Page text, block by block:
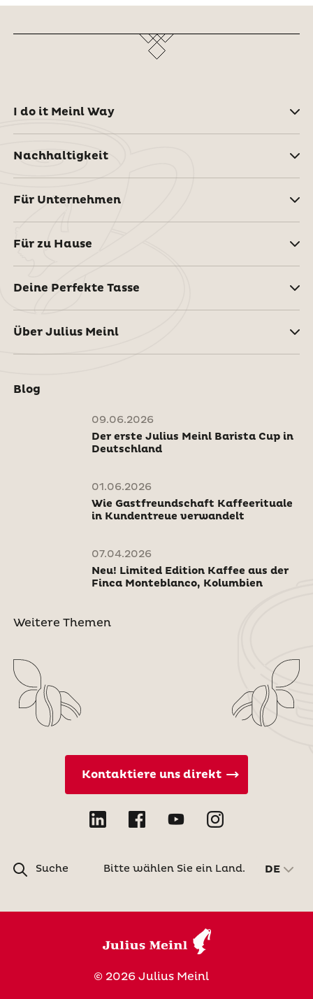
I do it Meinl Way
Nachhaltigkeit
Für Unternehmen
Für zu Hause
Deine Perfekte Tasse
Über Julius Meinl
Blog
09.06.2026
Der erste Julius Meinl Barista Cup in
Deutschland
01.06.2026
Wie Gastfreundschaft Kaffeerituale
in Kundentreue verwandelt
07.04.2026
Neu! Limited Edition Kaffee aus der
Finca Monteblanco, Kolumbien
Weitere Themen
Suche
Kontaktiere uns direkt
Bitte wählen Sie ein Land. DE
© 2026 Julius Meinl